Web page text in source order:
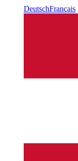
DeutschFrançais